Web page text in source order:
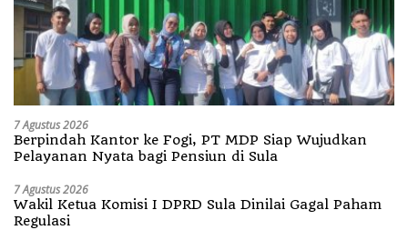
7 Agustus 2026
Berpindah Kantor ke Fogi, PT MDP Siap Wujudkan
Pelayanan Nyata bagi Pensiun di Sula
7 Agustus 2026
Wakil Ketua Komisi I DPRD Sula Dinilai Gagal Paham
Regulasi